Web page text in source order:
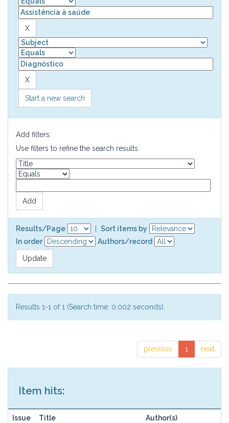
Start a new search
Add filters:
Use filters to refine the search results.
Results/Page
Sort items by
In order
Authors/record
Results 1-1 of 1 (Search time: 0.002 seconds).
previous 1 next
Item hits:
Issue Title Author(s)